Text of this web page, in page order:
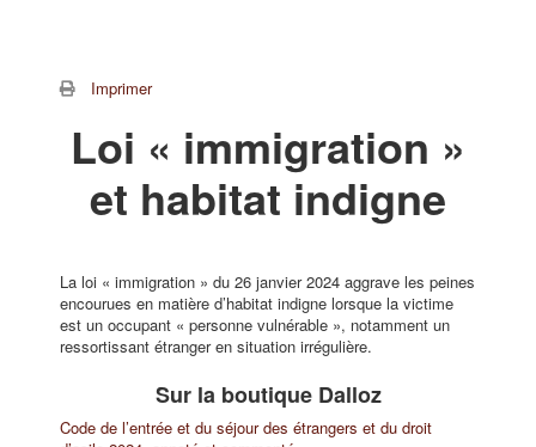
Imprimer
Loi « immigration »
et habitat indigne
La loi « immigration » du 26 janvier 2024 aggrave les peines
encourues en matière d’habitat indigne lorsque la victime
est un occupant « personne vulnérable », notamment un
ressortissant étranger en situation irrégulière.
Sur la boutique Dalloz
Code de l’entrée et du séjour des étrangers et du droit